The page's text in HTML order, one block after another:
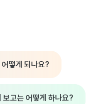
떻게 되나요?
고는 어떻게 하나요?